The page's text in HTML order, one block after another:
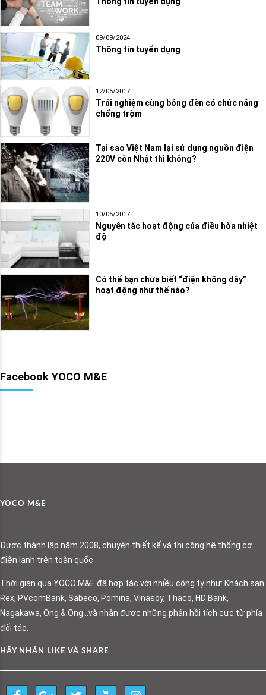
09/09/2024
Thông tin tuyển dụng
12/05/2017
Trải nghiệm cùng bóng đèn có chức năng
chống trộm
Tại sao Việt Nam lại sử dụng nguồn điện
220V còn Nhật thì không?
10/05/2017
Nguyên tắc hoạt động của điều hòa nhiệt
độ
Có thể bạn chưa biết “điện không dây”
hoạt động như thế nào?
Facebook YOCO M&E
YOCO M&E
Được thành lập năm 2008, chuyên thiết kế và thi công hệ thống cơ
điện lạnh trên toàn quốc
Thời gian qua YOCO M&E đã hợp tác với nhiều công ty như: Khách sạn
Rex, PVcomBank, Sabeco, Pomina, Vinasoy, Thaco, HD Bank,
Nagakawa, Ong & Ong…và nhận được những phản hồi tích cực từ phía
đối tác.
HÃY NHẤN LIKE VÀ SHARE